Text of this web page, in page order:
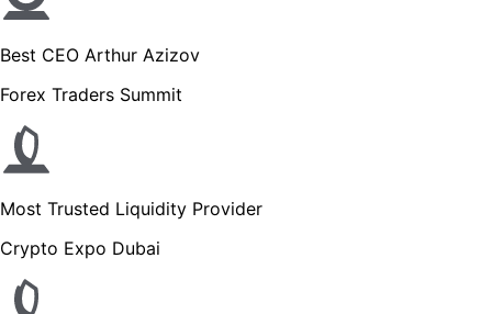
Best CEO Arthur Azizov
Forex Traders Summit
Most Trusted Liquidity Provider
Crypto Expo Dubai